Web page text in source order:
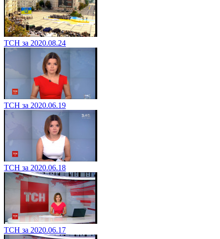
ТСН за 2020.08.24
ТСН за 2020.06.19
ТСН за 2020.06.18
ТСН за 2020.06.17